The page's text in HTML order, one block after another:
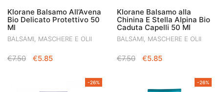
Klorane Balsamo All’Avena
Bio Delicato Protettivo 50
Ml
BALSAMI, MASCHERE E OLII
€7.50
IL
€5.85IL
Klorane Balsamo alla
Chinina E Stella Alpina Bio
Caduta Capelli 50 Ml
BALSAMI, MASCHERE E OLII
€7.50
IL
ERA:
€5.85IL
È:
-26% -26%